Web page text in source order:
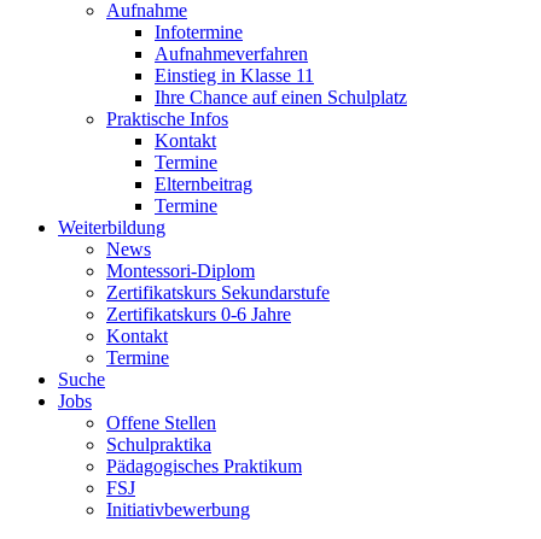
Aufnahme
Infotermine
Aufnahmeverfahren
Einstieg in Klasse 11
Ihre Chance auf einen Schulplatz
Praktische Infos
Kontakt
Termine
Elternbeitrag
Termine
Weiterbildung
News
Montessori-Diplom
Zertifikatskurs Sekundarstufe
Zertifikatskurs 0-6 Jahre
Kontakt
Termine
Suche
Jobs
Offene Stellen
Schulpraktika
Pädagogisches Praktikum
FSJ
Initiativbewerbung